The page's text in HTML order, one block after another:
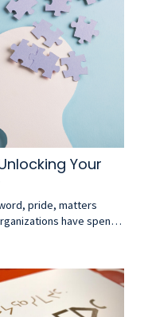
Your
pride, matters
have spent
None of it is sufficient.
Month is actually